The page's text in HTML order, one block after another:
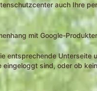
auch Ihre
mit Google-
entsprechende
sind, oder ob